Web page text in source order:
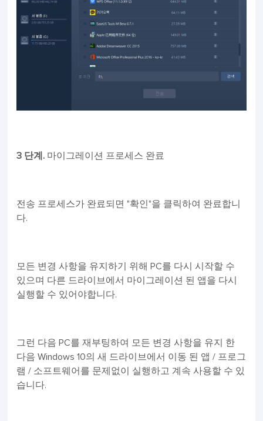
3 단계. 마이그레이션 프로세스 완료
전송 프로세스가 완료되면 "확인"을 클릭하여 완료합니
다.
모든 변경 사항을 유지하기 위해 PC를 다시 시작할 수
있으며 다른 드라이브에서 마이그레이션 된 앱을 다시
실행할 수 있어야합니다.
그런 다음 PC를 재부팅하여 모든 변경 사항을 유지 한
다음 Windows 10의 새 드라이브에서 이동 된 앱 / 프로그
램 / 소프트웨어를 문제없이 실행하고 계속 사용할 수 있
습니다.